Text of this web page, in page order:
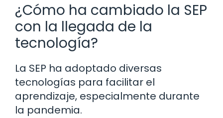
¿Cómo ha cambiado la SEP
con la llegada de la
tecnología?
La SEP ha adoptado diversas
tecnologías para facilitar el
aprendizaje, especialmente durante
la pandemia.